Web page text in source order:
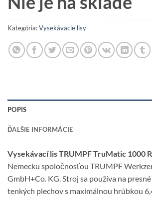
Kategória:Vysekávacie lisy
POPIS
ĎALŠIE INFORMÁCIE
Vysekávací lis TRUMPF TruMatic 1000 R
Nemecku spoločnosťou TRUMPF
GmbH+Co. KG. Stroj sa používa na
tenkých plechov s maximálnou hrúbkou